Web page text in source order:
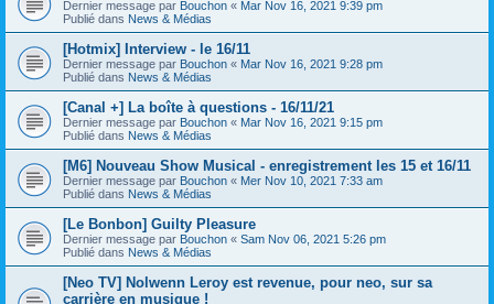
Dernier message par Bouchon « Mar Nov 16, 2021 9:39 pm
Publié dans News & Médias
[Hotmix] Interview - le 16/11
Dernier message par Bouchon « Mar Nov 16, 2021 9:28 pm
Publié dans News & Médias
[Canal +] La boîte à questions - 16/11/21
Dernier message par Bouchon « Mar Nov 16, 2021 9:15 pm
Publié dans News & Médias
[M6] Nouveau Show Musical - enregistrement les 15 et 16/11
Dernier message par Bouchon « Mer Nov 10, 2021 7:33 am
Publié dans News & Médias
[Le Bonbon] Guilty Pleasure
Dernier message par Bouchon « Sam Nov 06, 2021 5:26 pm
Publié dans News & Médias
[Neo TV] Nolwenn Leroy est revenue, pour neo, sur sa
carrière en musique !